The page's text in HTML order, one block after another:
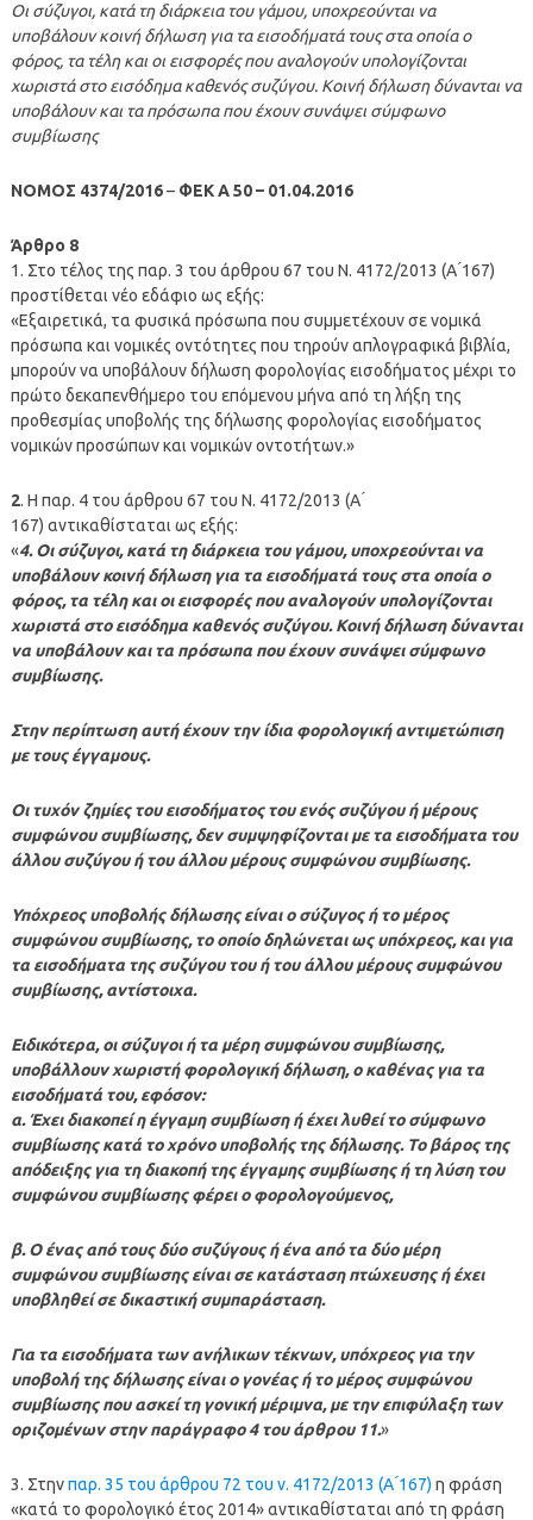
Οι σύζυγοι, κατά τη διάρκεια του γάμου, υποχρεούνται να
υποβάλουν κοινή δήλωση για τα εισοδήματά τους στα οποία ο
φόρος, τα τέλη και οι εισφορές που αναλογούν υπολογίζονται
χωριστά στο εισόδημα καθενός συζύγου. Κοινή δήλωση δύνανται να
υποβάλουν και τα πρόσωπα που έχουν συνάψει σύμφωνο
συμβίωσης
ΝΟΜΟΣ 4374/2016– ΦΕΚ A 50 – 01.04.2016
Άρθρο 8
1. Στο τέλος της παρ. 3 του άρθρου 67 του Ν. 4172/2013 (Α ́167)
προστίθεται νέο εδάφιο ως εξής:
«Εξαιρετικά, τα φυσικά πρόσωπα που συμμετέχουν σε νομικά
πρόσωπα και νομικές οντότητες που τηρούν απλογραφικά βιβλία,
μπορούν να υποβάλουν δήλωση φορολογίας εισοδήματος μέχρι το
πρώτο δεκαπενθήμερο του επόμενου μήνα από τη λήξη της
προθεσμίας υποβολής της δήλωσης φορολογίας εισοδήματος
νομικών προσώπων και νομικών οντοτήτων.»
2. Η παρ. 4 του άρθρου 67 του Ν. 4172/2013 (Α ́
167) αντικαθίσταται ως εξής:
«4. Οι σύζυγοι, κατά τη διάρκεια του γάμου, υποχρεούνται να
υποβάλουν κοινή δήλωση για τα εισοδήματά τους στα οποία ο
φόρος, τα τέλη και οι εισφορές που αναλογούν υπολογίζονται
χωριστά στο εισόδημα καθενός συζύγου. Κοινή δήλωση δύνανται
να υποβάλουν και τα πρόσωπα που έχουν συνάψει σύμφωνο
συμβίωσης.
Στην περίπτωση αυτή έχουν την ίδια φορολογική αντιμετώπιση
με τους έγγαμους.
Οι τυχόν ζημίες του εισοδήματος του ενός συζύγου ή μέρους
συμφώνου συμβίωσης, δεν συμψηφίζονται με τα εισοδήματα του
άλλου συζύγου ή του άλλου μέρους συμφώνου συμβίωσης.
Υπόχρεος υποβολής δήλωσης είναι ο σύζυγος ή το μέρος
συμφώνου συμβίωσης, το οποίο δηλώνεται ως υπόχρεος, και για
τα εισοδήματα της συζύγου του ή του άλλου μέρους συμφώνου
συμβίωσης, αντίστοιχα.
Ειδικότερα, οι σύζυγοι ή τα μέρη συμφώνου συμβίωσης,
υποβάλλουν χωριστή φορολογική δήλωση, ο καθένας για τα
εισοδήματά του, εφόσον:
α. Έχει διακοπεί η έγγαμη συμβίωση ή έχει λυθεί το σύμφωνο
συμβίωσης κατά το χρόνο υποβολής της δήλωσης. Το βάρος της
απόδειξης για τη διακοπή της έγγαμης συμβίωσης ή τη λύση του
συμφώνου συμβίωσης φέρει ο φορολογούμενος,
β. Ο ένας από τους δύο συζύγους ή ένα από τα δύο μέρη
συμφώνου συμβίωσης είναι σε κατάσταση πτώχευσης ή έχει
υποβληθεί σε δικαστική συμπαράσταση.
Για τα εισοδήματα των ανήλικων τέκνων, υπόχρεος για την
υποβολή της δήλωσης είναι ο γονέας ή το μέρος συμφώνου
συμβίωσης που ασκεί τη γονική μέριμνα, με την επιφύλαξη των
οριζομένων στην παράγραφο 4 του άρθρου 11.»
3. Στηνπαρ. 35 του άρθρου 72 του ν. 4172/2013 (Α ́167) η φράση
«κατά το φορολογικό έτος 2014» αντικαθίσταται από τη φράση